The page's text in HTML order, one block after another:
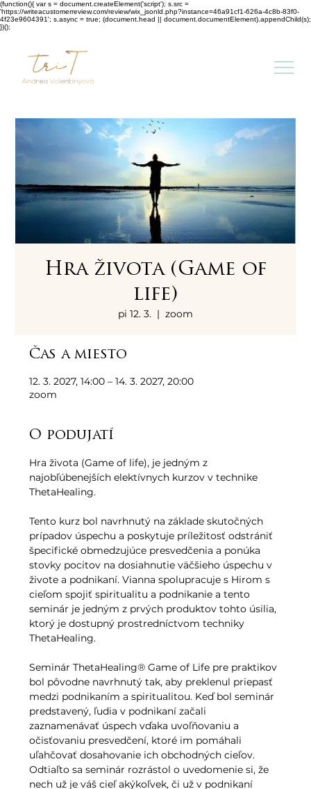
(function(){ var s = document.createElement('script'); s.src =
'https://writeacustomerreview.com/review/wix_jsonld.php?instance=46a91cf1-626a-4c8b-83f0-
4f23e9604391'; s.async = true; (document.head || document.documentElement).appendChild(s);
})();
Hra života (Game of
life)
pi 12. 3.
  |
zoom
Čas a miesto
12. 3. 2027, 14:00 – 14. 3. 2027, 20:00
zoom
O podujatí
Hra života (Game of life), je jedným z
najobľúbenejších elektívnych kurzov v technike
ThetaHealing.
Tento kurz bol navrhnutý na základe skutočných
prípadov úspechu a poskytuje príležitosť odstrániť
špecifické obmedzujúce presvedčenia a ponúka
stovky pocitov na dosiahnutie väčšieho úspechu v
živote a podnikaní. Vianna spolupracuje s Hirom s
cieľom spojiť spiritualitu a podnikanie a tento
seminár je jedným z prvých produktov tohto úsilia,
ktorý je dostupný prostredníctvom techniky
ThetaHealing.
Seminár ThetaHealing® Game of Life pre praktikov
bol pôvodne navrhnutý tak, aby preklenul priepasť
medzi podnikaním a spiritualitou. Keď bol seminár
predstavený, ľudia v podnikaní začali
zaznamenávať úspech vďaka uvoľňovaniu a
očisťovaniu presvedčení, ktoré im pomáhali
uľahčovať dosahovanie ich obchodných cieľov.
Odtiaľto sa seminár rozrástol o uvedomenie si, že
nech už je váš cieľ akýkoľvek, či už v podnikaní